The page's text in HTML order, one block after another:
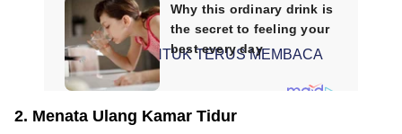
SCROLL UNTUK TERUS MEMBACA
2. Menata Ulang Kamar Tidur